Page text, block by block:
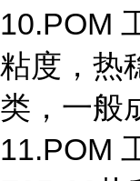
10.POM
粘度，热
类，一般
11.POM